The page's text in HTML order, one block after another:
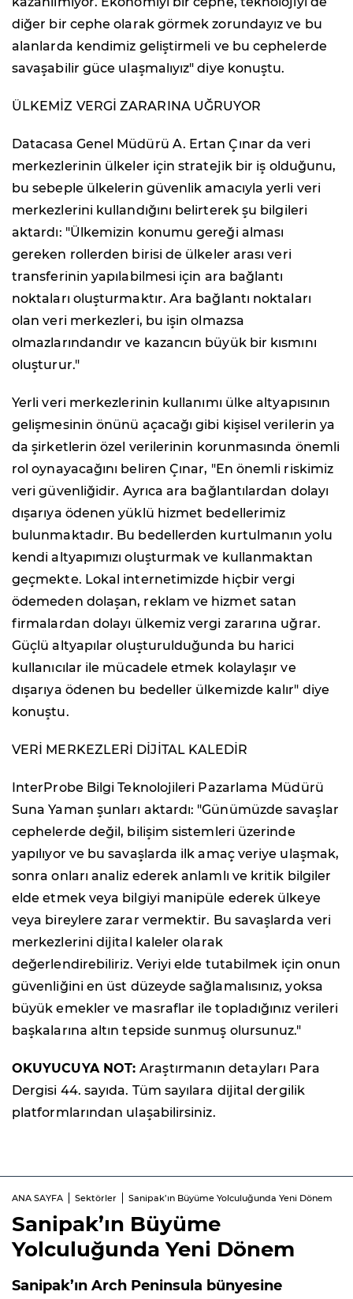
diğer bir cephe olarak görmek zorundayız ve bu
alanlarda kendimiz geliştirmeli ve bu cephelerde
savaşabilir güce ulaşmalıyız" diye konuştu.
ÜLKEMİZ VERGİ ZARARINA UĞRUYOR
Datacasa Genel Müdürü A. Ertan Çınar da veri
merkezlerinin ülkeler için stratejik bir iş olduğunu,
bu sebeple ülkelerin güvenlik amacıyla yerli veri
merkezlerini kullandığını belirterek şu bilgileri
aktardı: "Ülkemizin konumu gereği alması
gereken rollerden birisi de ülkeler arası veri
transferinin yapılabilmesi için ara bağlantı
noktaları oluşturmaktır. Ara bağlantı noktaları
olan veri merkezleri, bu işin olmazsa
olmazlarındandır ve kazancın büyük bir kısmını
oluşturur."
Yerli veri merkezlerinin kullanımı ülke altyapısının
gelişmesinin önünü açacağı gibi kişisel verilerin ya
da şirketlerin özel verilerinin korunmasında önemli
rol oynayacağını beliren Çınar, "En önemli riskimiz
veri güvenliğidir. Ayrıca ara bağlantılardan dolayı
dışarıya ödenen yüklü hizmet bedellerimiz
bulunmaktadır. Bu bedellerden kurtulmanın yolu
kendi altyapımızı oluşturmak ve kullanmaktan
geçmekte. Lokal internetimizde hiçbir vergi
ödemeden dolaşan, reklam ve hizmet satan
firmalardan dolayı ülkemiz vergi zararına uğrar.
Güçlü altyapılar oluşturulduğunda bu harici
kullanıcılar ile mücadele etmek kolaylaşır ve
dışarıya ödenen bu bedeller ülkemizde kalır" diye
konuştu.
VERİ MERKEZLERİ DİJİTAL KALEDİR
InterProbe Bilgi Teknolojileri Pazarlama Müdürü
Suna Yaman şunları aktardı: "Günümüzde savaşlar
cephelerde değil, bilişim sistemleri üzerinde
yapılıyor ve bu savaşlarda ilk amaç veriye ulaşmak,
sonra onları analiz ederek anlamlı ve kritik bilgiler
elde etmek veya bilgiyi manipüle ederek ülkeye
veya bireylere zarar vermektir. Bu savaşlarda veri
merkezlerini dijital kaleler olarak
değerlendirebiliriz. Veriyi elde tutabilmek için onun
güvenliğini en üst düzeyde sağlamalısınız, yoksa
büyük emekler ve masraflar ile topladığınız verileri
başkalarına altın tepside sunmuş olursunuz."
OKUYUCUYA NOT:Araştırmanın detayları Para
Dergisi 44. sayıda. Tüm sayılara dijital dergilik
platformlarından ulaşabilirsiniz.
ANA SAYFA Sektörler Sanipak’ın Büyüme Yolculuğunda Yeni Dönem
Sanipak’ın Büyüme
Yolculuğunda Yeni Dönem
Sanipak’ın Arch Peninsula bünyesine